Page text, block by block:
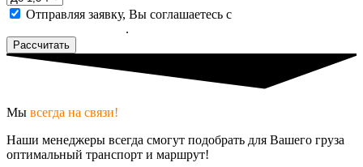
Отправляя заявку, Вы соглашаетесь с
.
Рассчитать
Мы всегда на связи!
Наши менеджеры всегда смогут подобрать для Вашего груза
оптимальный транспорт и маршрут!